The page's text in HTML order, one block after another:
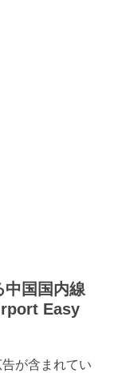
中国国内線
Easy
が含まれてい